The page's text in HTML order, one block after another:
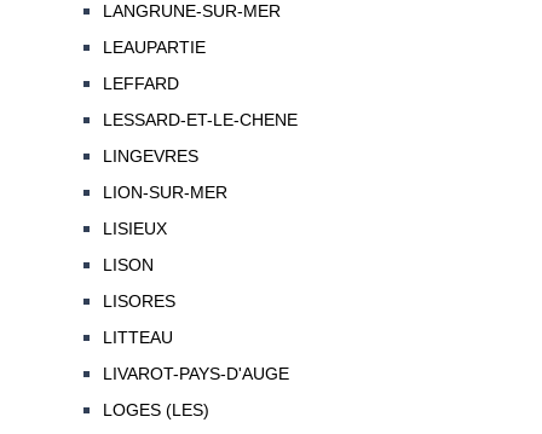
LANGRUNE-SUR-MER
LEAUPARTIE
LEFFARD
LESSARD-ET-LE-CHENE
LINGEVRES
LION-SUR-MER
LISIEUX
LISON
LISORES
LITTEAU
LIVAROT-PAYS-D'AUGE
LOGES (LES)